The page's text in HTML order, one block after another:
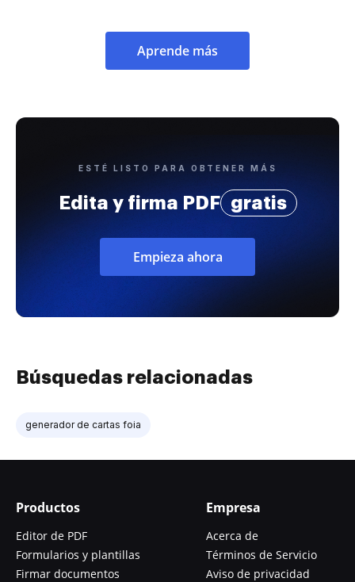
Aprende más
ESTÉ LISTO PARA OBTENER MÁS
Edita y firma PDF gratis
Empieza ahora
Búsquedas relacionadas
generador de cartas foia
Productos
Editor de PDF
Formularios y plantillas
Firmar documentos
Empresa
Acerca de
Términos de Servicio
Aviso de privacidad